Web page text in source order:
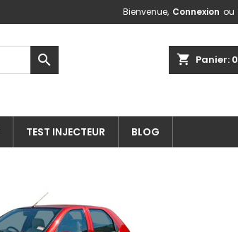
Bienvenue, Connexion ou
shopping_cart Panier: 0

TEST INJECTEUR BLOG